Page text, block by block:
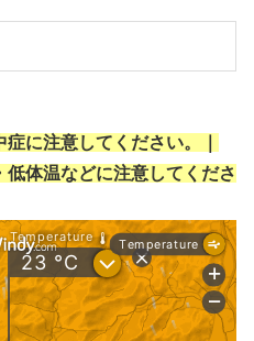
に注意してください。｜
低体温などに注意してくださ